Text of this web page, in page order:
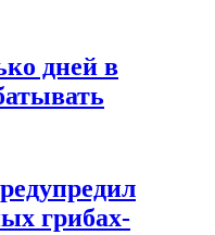
дней в
грибах-